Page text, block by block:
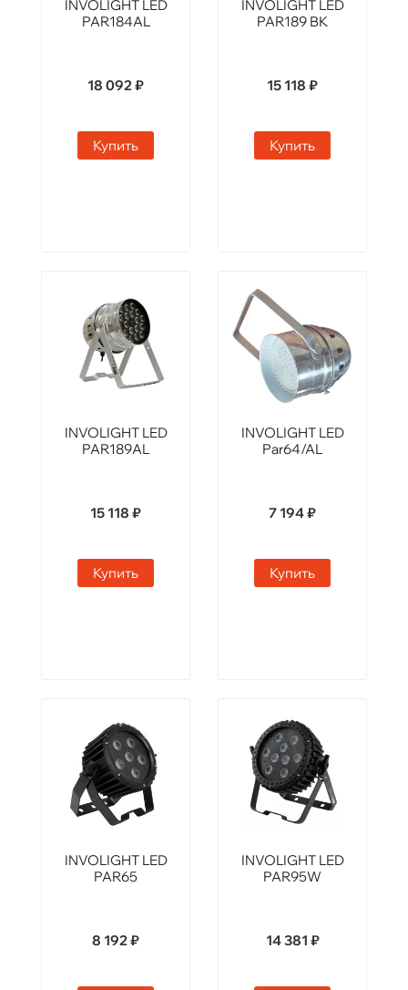
INVOLIGHT LED
PAR184AL
18 092 ₽
Купить
INVOLIGHT LED
PAR189 BK
15 118 ₽
Купить
INVOLIGHT LED
PAR189AL
15 118 ₽
Купить
INVOLIGHT LED
Par64/AL
7 194 ₽
Купить
INVOLIGHT LED
PAR65
8 192 ₽
INVOLIGHT LED
PAR95W
14 381 ₽